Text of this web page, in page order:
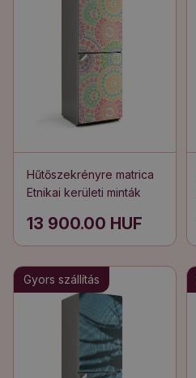
Hűtőszekrényre matrica
Etnikai kerületi minták
13 900.00 HUF
Gyors szállítás